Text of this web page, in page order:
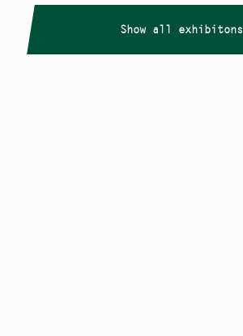
Show all exhibitons